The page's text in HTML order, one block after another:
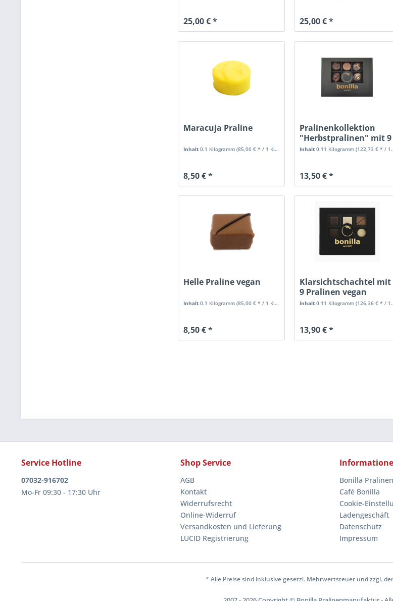
25,00 € * 25,00 € *
Maracuja Praline
Inhalt0.1 Kilogramm(85,00 € * / 1 Kilogramm)
8,50 € *
Pralinenkollektion
"Herbstpralinen" mit 9
Pralinen
Inhalt 0.11 Kilogramm (122,73 € * / 1 Kilogramm)
13,50 € *
Helle Praline vegan
Inhalt0.1 Kilogramm(85,00 € * / 1 Kilogramm)
8,50 € *
Klarsichtschachtel mit
9 Pralinen vegan
Inhalt 0.11 Kilogramm (126,36 € * / 1 Kilogramm)
13,90 € *
Service Hotline
07032-916702
Mo-Fr 09:30 - 17:30 Uhr
Shop Service
AGB
Kontakt
Widerrufsrecht
Online-Widerruf
Versandkosten und Lieferung
LUCID Registrierung
Bonilla
Café Bonilla
Cookie-
Ladengeschäft
Datenschutz
Impressum
* Alle Preise sind inklusive gesetzl. Mehrwertsteuer und zzgl.